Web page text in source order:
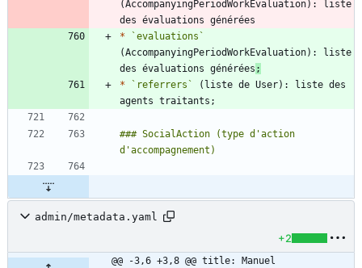
(AccompanyingPeriodWorkEvaluation): liste
*
`evaluations`
(AccompanyingPeriodWorkEvaluation): liste
des évaluations générées ;
*
`referrers`
(liste de User): liste des
### SocialAction (type d'action
admin/metadata.yaml
+2
@@ -3,6 +3,8 @@ title: Manuel